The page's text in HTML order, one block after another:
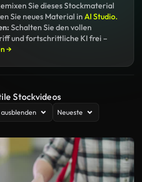
Sie dieses Stockmaterial
Sie neues Material in AI Studio.
Schalten Sie den vollen
und fortschrittliche KI frei –
→
Stockvideos
Neueste